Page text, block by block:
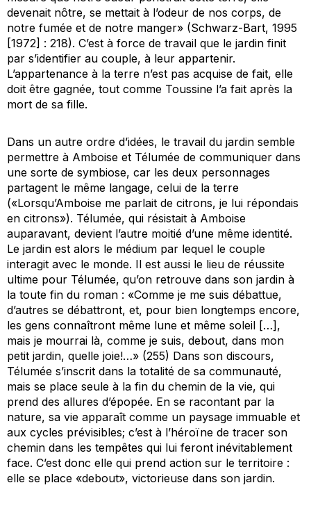
devenait nôtre, se mettait à l’odeur de nos corps, de
notre fumée et de notre manger» (Schwarz-Bart, 1995
[1972] : 218). C’est à force de travail que le jardin finit
par s’identifier au couple, à leur appartenir.
L’appartenance à la terre n’est pas acquise de fait, elle
doit être gagnée, tout comme Toussine l’a fait après la
mort de sa fille.
Dans un autre ordre d’idées, le travail du jardin semble
permettre à Amboise et Télumée de communiquer dans
une sorte de symbiose, car les deux personnages
partagent le même langage, celui de la terre
(«Lorsqu’Amboise me parlait de citrons, je lui répondais
en citrons»). Télumée, qui résistait à Amboise
auparavant, devient l’autre moitié d’une même identité.
Le jardin est alors le médium par lequel le couple
interagit avec le monde. Il est aussi le lieu de réussite
ultime pour Télumée, qu’on retrouve dans son jardin à
la toute fin du roman : «Comme je me suis débattue,
d’autres se débattront, et, pour bien longtemps encore,
les gens connaîtront même lune et même soleil […],
mais je mourrai là, comme je suis, debout, dans mon
petit jardin, quelle joie!…» (255) Dans son discours,
Télumée s’inscrit dans la totalité de sa communauté,
mais se place seule à la fin du chemin de la vie, qui
prend des allures d’épopée. En se racontant par la
nature, sa vie apparaît comme un paysage immuable et
aux cycles prévisibles; c’est à l’héroïne de tracer son
chemin dans les tempêtes qui lui feront inévitablement
face. C’est donc elle qui prend action sur le territoire :
elle se place «debout», victorieuse dans son jardin.